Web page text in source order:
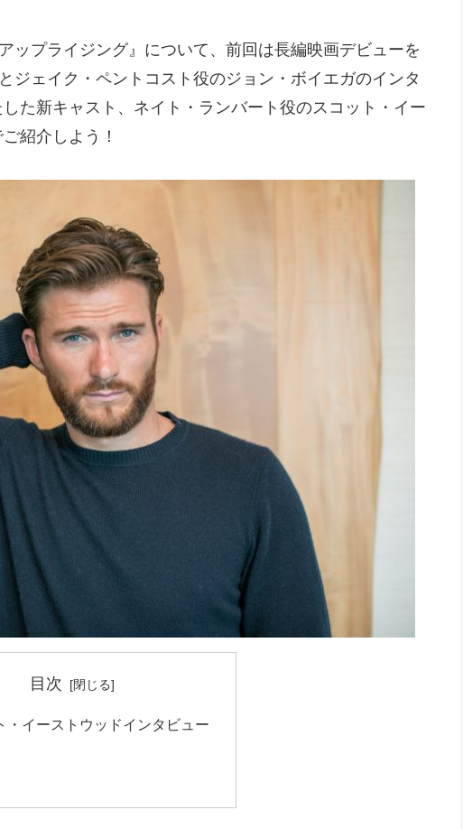
ップライジング』について、前回は長編映画デビューを
ジェイク・ペントコスト役のジョン・ボイエガのインタ
た新キャスト、ネイト・ランバート役のスコット・イー
紹介しよう！
目次
・イーストウッドインタビュー